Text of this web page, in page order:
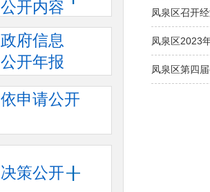
公开内容
政府信息
公开年报
依申请公开
决策公开
凤泉区召开
凤泉区2023
凤泉区第四